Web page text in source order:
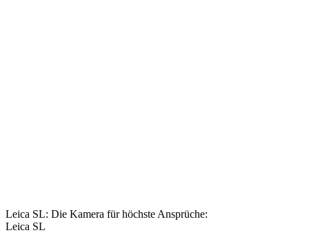
Leica SL: Die Kamera für höchste Ansprüche:
Leica SL